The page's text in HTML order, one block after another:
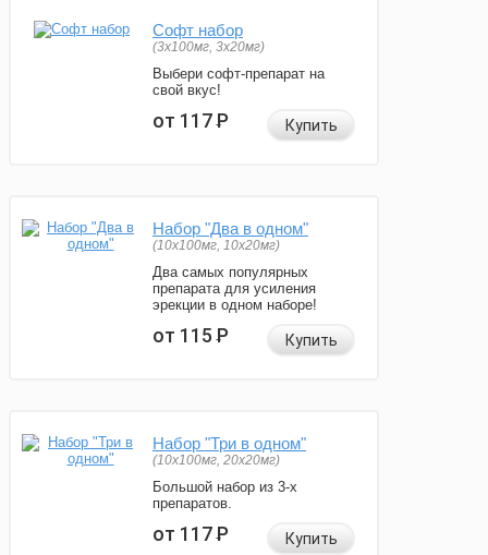
Софт набор
(3x100мг, 3x20мг)
Выбери софт-препарат на
свой вкус!
от 117Р Купить
Набор "Два в одном"
(10x100мг, 10x20мг)
Два самых популярных
препарата для усиления
эрекции в одном наборе!
от 115Р Купить
Набор "Три в одном"
(10x100мг, 20x20мг)
Большой набор из 3-х
препаратов.
от 117Р Купить